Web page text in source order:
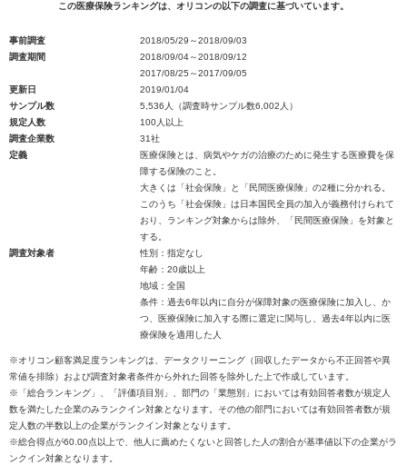
この医療保険ランキングは、オリコンの以下の調査に基づいています。
事前調査
2018/05/29～2018/09/03
調査期間
2018/09/04～2018/09/12
2017/08/25～2017/09/05
更新日
2019/01/04
サンプル数
5,536人（調査時サンプル数6,002人）
規定人数
100人以上
調査企業数
31社
定義
医療保険とは、病気やケガの治療のために発生する医療費を保
障する保険のこと。
大きくは「社会保険」と「民間医療保険」の2種に分かれる。
このうち「社会保険」は日本国民全員の加入が義務付けられて
おり、ランキング対象からは除外、「民間医療保険」を対象と
する。
調査対象者
性別：指定なし
年齢：20歳以上
地域：全国
条件：過去6年以内に自分が保障対象の医療保険に加入し、か
つ、医療保険に加入する際に選定に関与し、過去4年以内に医
療保険を適用した人
※オリコン顧客満足度ランキングは、データクリーニング（回収したデータから不正回答や異
常値を排除）および調査対象者条件から外れた回答を除外した上で作成しています。
※「総合ランキング」、「評価項目別」、部門の「業態別」においては有効回答者数が規定人
数を満たした企業のみランクイン対象となります。その他の部門においては有効回答者数が規
定人数の半数以上の企業がランクイン対象となります。
※総合得点が60.00点以上で、他人に薦めたくないと回答した人の割合が基準値以下の企業がラ
ンクイン対象となります。